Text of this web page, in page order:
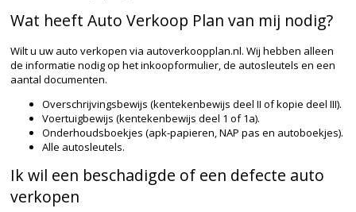
Wat heeft Auto Verkoop Plan van mij nodig?
Wilt u uw auto verkopen via autoverkoopplan.nl. Wij hebben alleen
de informatie nodig op het inkoopformulier, de autosleutels en een
aantal documenten.
Overschrijvingsbewijs (kentekenbewijs deel II of kopie deel III).
Voertuigbewijs (kentekenbewijs deel 1 of 1a).
Onderhoudsboekjes (apk-papieren, NAP pas en autoboekjes).
Alle autosleutels.
Ik wil een beschadigde of een defecte auto
verkopen